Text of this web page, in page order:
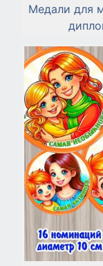
Медали для